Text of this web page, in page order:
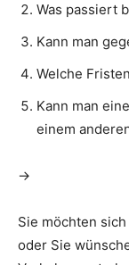
Was passiert
Kann man
Welche
Kann man
einem
->
Sie möchten
oder Sie